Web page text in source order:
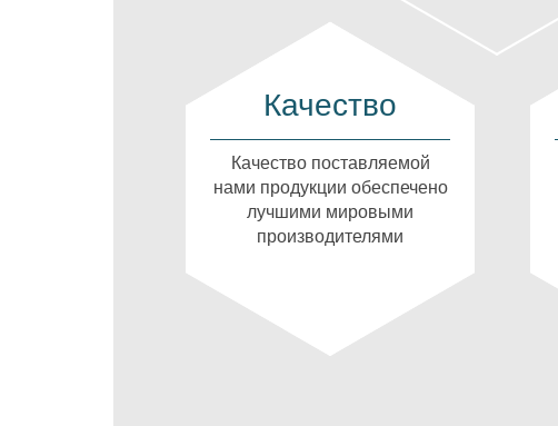
Качество
Качество поставляемой
нами продукции обеспечено
лучшими мировыми
производителями